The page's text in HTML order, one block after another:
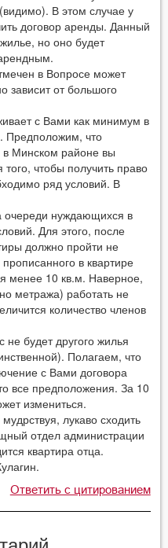
В этом случае у
договор аренды. Данный
но оно будет
в Вопросе может
зависит от большого
с Вами как минимум в
Предположим, что
в Минском районе вы
чтобы получить право
ряд условий. В
очереди нуждающихся в
Для этого, после
должно пройти не
в квартире
менее 10 кв.м. Наверное,
метража) работать не
количество членов
будет другого жилья
Полагаем, что
с Вами договора
все предположения. За 10
измениться.
лукаво сходить
отдел администрации
квартира отца.
Ответить с цитированием